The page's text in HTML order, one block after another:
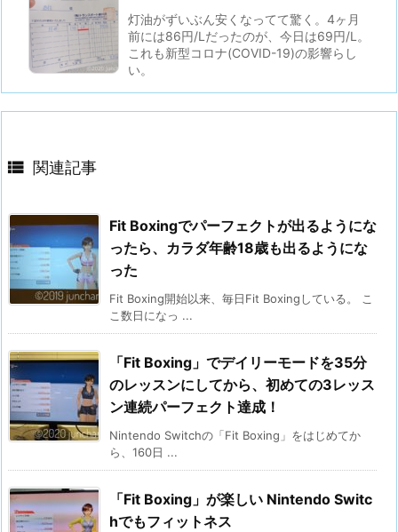
灯油がずいぶん安くなってて驚く。4ヶ月
前には86円/Lだったのが、今日は69円/L。
これも新型コロナ(COVID-19)の影響らし
い。
 関連記事
Fit Boxingでパーフェクトが出るようにな
ったら、カラダ年齢18歳も出るようにな
った
Fit Boxing開始以来、毎日Fit Boxingしている。 こ
こ数日になっ ...
「Fit Boxing」でデイリーモードを35分
のレッスンにしてから、初めての3レッス
ン連続パーフェクト達成！
Nintendo Switchの「Fit Boxing」をはじめてか
ら、160日 ...
「Fit Boxing」が楽しい Nintendo Switc
hでもフィットネス